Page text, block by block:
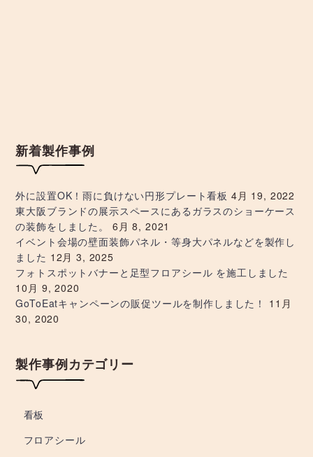
ョ
ン
新着製作事例
外に設置OK！雨に負けない円形プレート看板 4月 19, 2022
東大阪ブランドの展示スペースにあるガラスのショーケース
の装飾をしました。
6月 8, 2021
イベント会場の壁面装飾パネル・等身大パネルなどを製作し
ました 12月 3, 2025
フォトスポットバナーと足型フロアシール を施工しました
10月 9, 2020
GoToEatキャンペーンの販促ツールを制作しました！
11月
30, 2020
製作事例カテゴリー
看板
フロアシール